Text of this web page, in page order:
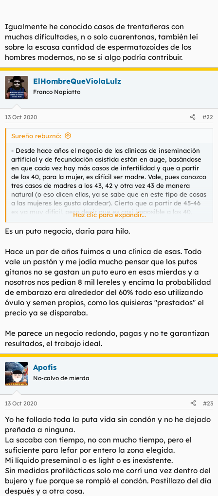
Igualmente he conocido casos de trentañeras con
muchas dificultades, n o solo cuarentonas, también leí
sobre la escasa cantidad de espermatozoides de los
hombres modernos, no se si algo podría contribuir.
ElHombreQueViolaLulz
Franco Napiatto
13 Oct 2020 #22
Sureño rebuznó:
- Desde hace años el negocio de las clínicas de inseminación
artificial y de fecundación asistida están en auge, basándose
en que cada vez hay más casos de infertilidad y que a partir
de los 40, para la mujer, es difícil ser madre. Vale, pues conozco
tres casos de madres a los 43, 42 y otra vez 43 de manera
natural (o eso dicen ellas, ya se sabe que en este tipo de cosas
a las mujeres les gusta alardear). Cierto que a partir de 45-46
es ya muy difícil, pero decir que es casi imposible a los 40,
cuando además las mujeres cada vez son madres a edades
más avanzadas, es de traca.
Haz clic para expandir...
Es un puto negocio, daría para hilo.
Hace un par de años fuimos a una clínica de esas. Todo
vale un pastón y me jodía mucho pensar que los putos
gitanos no se gastan un puto euro en esas mierdas y a
nosotros nos pedían 8 mil lereles y encima la probabilidad
de embarazo era alrededor del 60% todo eso utilizando
óvulo y semen propios, como los quisieras "prestados" el
precio ya se disparaba.
Me parece un negocio redondo, pagas y no te garantizan
resultados, el trabajo ideal.
Apofis
No-calvo de mierda
13 Oct 2020 #23
Yo he follado toda la puta vida sin condón y no he dejado
preñada a ninguna.
La sacaba con tiempo, no con mucho tiempo, pero el
suficiente para lefar por entero la zona elegida.
Mi líquido preseminal o es light o es inexistente.
Sin medidas profilácticas solo me corrí una vez dentro del
bujero y fue porque se rompió el condón. Pastillazo del día
después y a otra cosa.